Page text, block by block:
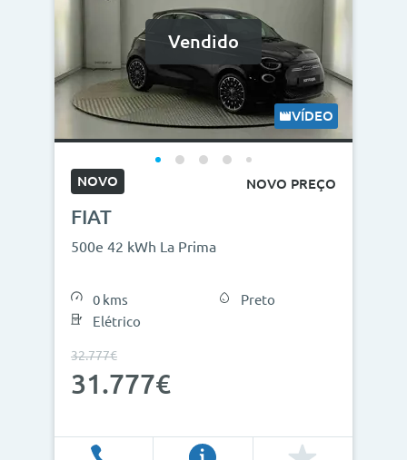
Vendido
VÍDEO
NOVO NOVO PREÇO
FIAT
500e 42 kWh La Prima
0 kms
Elétrico
Preto
32.777€
31.777€